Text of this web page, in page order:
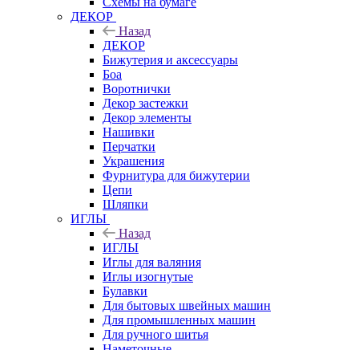
ДЕКОР
Назад
ДЕКОР
Бижутерия и аксессуары
Боа
Воротнички
Декор застежки
Декор элементы
Нашивки
Перчатки
Украшения
Фурнитура для бижутерии
Цепи
Шляпки
ИГЛЫ
Назад
ИГЛЫ
Иглы для валяния
Иглы изогнутые
Булавки
Для бытовых швейных машин
Для промышленных машин
Для ручного шитья